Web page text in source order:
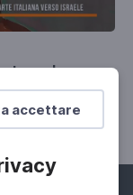
accettare
Israele